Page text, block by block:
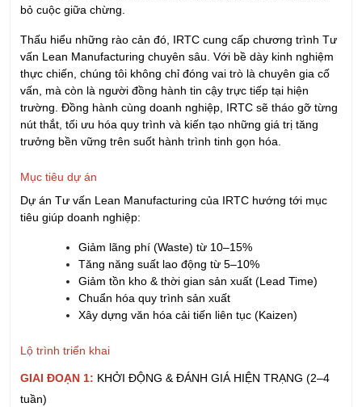
bỏ cuộc giữa chừng.
Thấu hiểu những rào cản đó, IRTC cung cấp chương trình Tư
vấn Lean Manufacturing chuyên sâu. Với bề dày kinh nghiệm
thực chiến, chúng tôi không chỉ đóng vai trò là chuyên gia cố
vấn, mà còn là người đồng hành tin cậy trực tiếp tại hiện
trường. Đồng hành cùng doanh nghiệp, IRTC sẽ tháo gỡ từng
nút thắt, tối ưu hóa quy trình và kiến tạo những giá trị tăng
trưởng bền vững trên suốt hành trình tinh gọn hóa.
Mục tiêu dự án
Dự án Tư vấn Lean Manufacturing của IRTC hướng tới mục
tiêu giúp doanh nghiệp:
Giảm lãng phí (Waste) từ 10–15%
Tăng năng suất lao động từ 5–10%
Giảm tồn kho & thời gian sản xuất (Lead Time)
Chuẩn hóa quy trình sản xuất
Xây dựng văn hóa cải tiến liên tục (Kaizen)
Lộ trình triển khai
GIAI ĐOẠN 1: KHỞI ĐỘNG & ĐÁNH GIÁ HIỆN TRẠNG (2–4
tuần)